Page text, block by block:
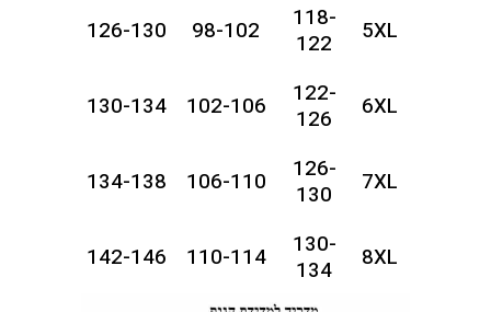
5XL
118-
122
98-102
126-130
6XL
122-
126
102-106
130-134
7XL
126-
130
106-110
134-138
8XL
130-
134
110-114
142-146